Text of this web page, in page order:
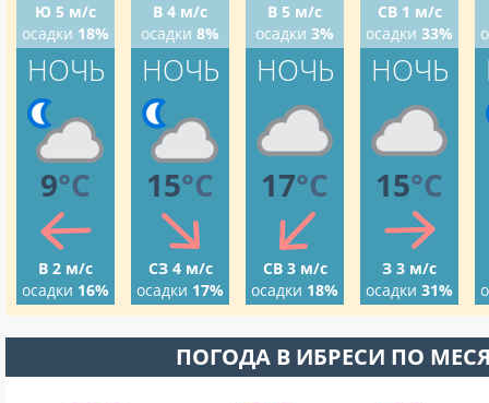
Ю 5 м/с
осадки 18%
НОЧЬ
9°C
В 2 м/с
осадки 16%
В 4 м/с
осадки 8%
НОЧЬ
15°C
СЗ 4 м/с
осадки 17%
В 5 м/с
осадки 3%
НОЧЬ
17°C
СВ 3 м/с
осадки 18%
СВ 1 м/с
осадки 33%
НОЧЬ
15°C
З 3 м/с
осадки 31%
ПОГОДА В ИБРЕСИ ПО